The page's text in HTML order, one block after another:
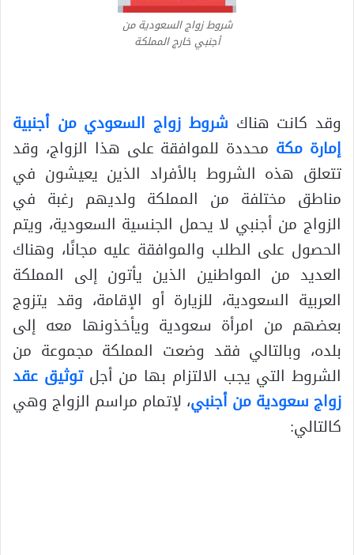
شروط زواج السعودية من
أجنبي خارج المملكة
وقد كانت هناك شروط زواج السعودي من أجنبية
إمارة مكة محددة للموافقة على هذا الزواج، وقد
تتعلق هذه الشروط بالأفراد الذين يعيشون في
مناطق مختلفة من المملكة ولديهم رغبة في
الزواج من أجنبي لا يحمل الجنسية السعودية، ويتم
الحصول على الطلب والموافقة عليه مجانًا، وهناك
العديد من المواطنين الذين يأتون إلى المملكة
العربية السعودية، للزيارة أو الإقامة، وقد يتزوج
بعضهم من امرأة سعودية ويأخذونها معه إلى
بلده، وبالتالي فقد وضعت المملكة مجموعة من
الشروط التي يجب الالتزام بها من أجل توثيق عقد
زواج سعودية من أجنبي، لإتمام مراسم الزواج وهي
كالتالي: